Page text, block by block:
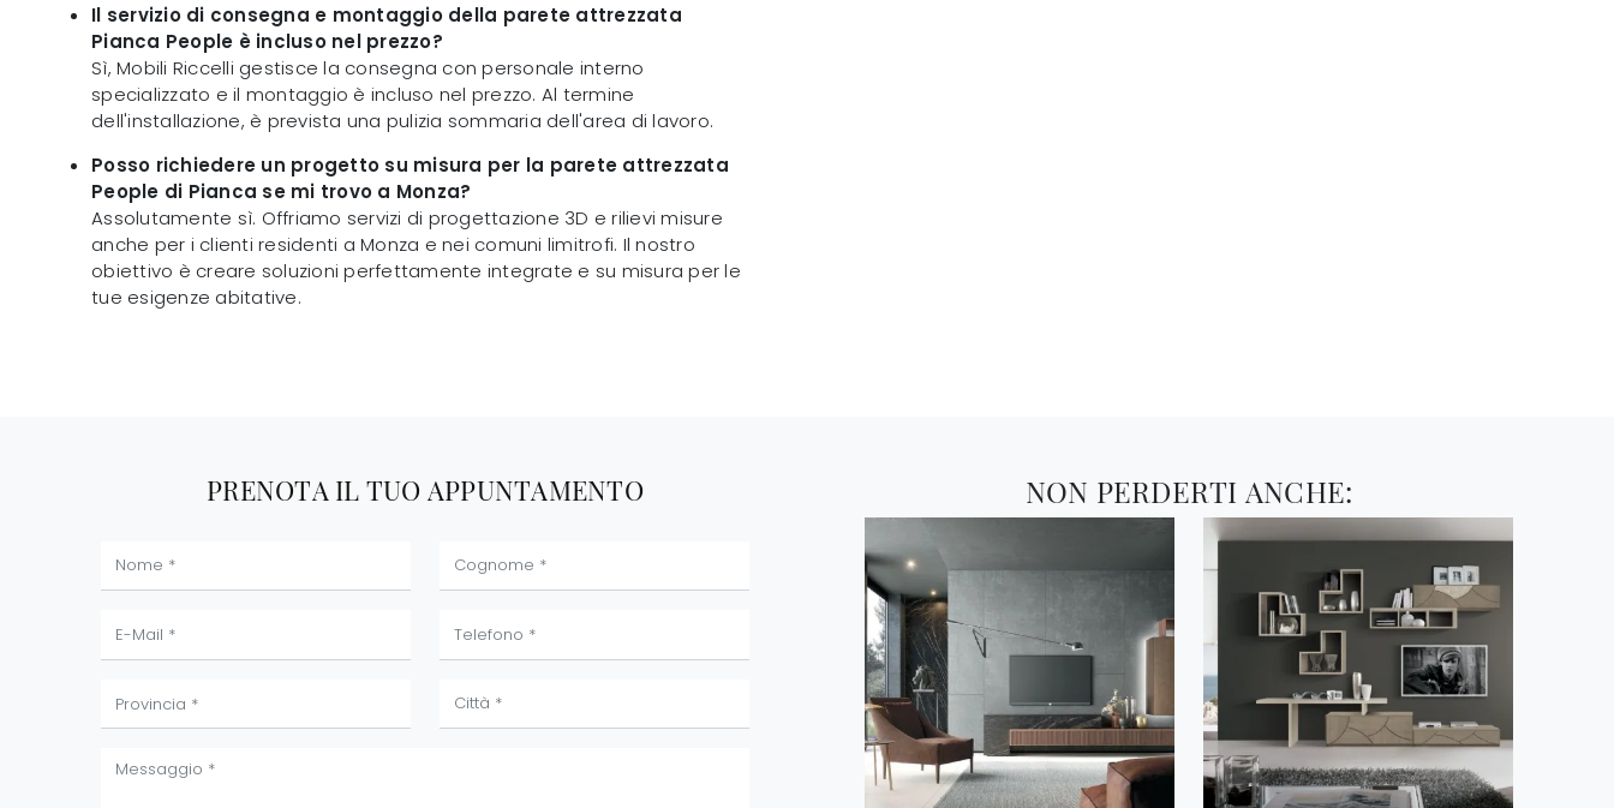
Il servizio di consegna e montaggio della parete attrezzata
Pianca People è incluso nel prezzo?
Sì, Mobili Riccelli gestisce la consegna con personale interno
specializzato e il montaggio è incluso nel prezzo. Al termine
dell'installazione, è prevista una pulizia sommaria dell'area di lavoro.
Posso richiedere un progetto su misura per la parete attrezzata
People di Pianca se mi trovo a Monza?
Assolutamente sì. Offriamo servizi di progettazione 3D e rilievi misure
anche per i clienti residenti a Monza e nei comuni limitrofi. Il nostro
obiettivo è creare soluzioni perfettamente integrate e su misura per le
tue esigenze abitative.
PRENOTA IL TUO APPUNTAMENTO NON PERDERTI ANCHE: